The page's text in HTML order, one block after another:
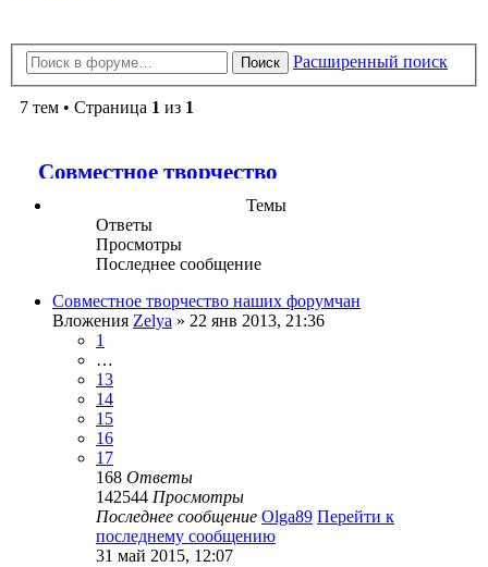
Поиск Расширенный поиск
7 тем • Страница 1 из 1
Совместное творчество
Темы
Ответы
Просмотры
Последнее сообщение
Совместное творчество наших форумчан
Вложения Zelya » 22 янв 2013, 21:36
1
…
13
14
15
16
17
168 Ответы
142544 Просмотры
Последнее сообщение Olga89 Перейти к
последнему сообщению
31 май 2015, 12:07